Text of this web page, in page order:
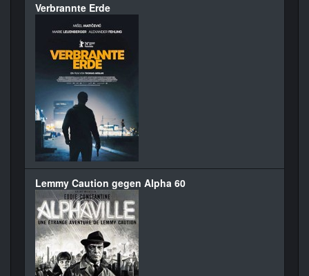
Verbrannte Erde
Lemmy Caution gegen Alpha 60